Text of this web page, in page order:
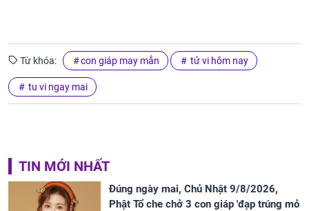
Từ khóa: con giáp may mắn tử vi hôm nay
tu vi ngay mai
TIN MỚI NHẤT
Đúng ngày mai, Chủ Nhật 9/8/2026,
Phật Tổ che chở 3 con giáp 'đạp trúng mỏ